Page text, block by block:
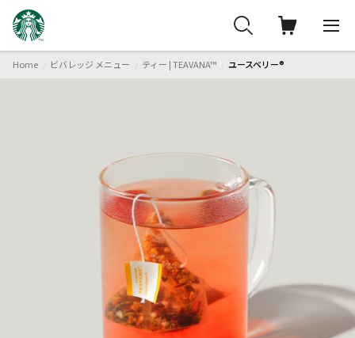
Home ビバレッジ メニュー ティー | TEAVANA™ ユースベリー®